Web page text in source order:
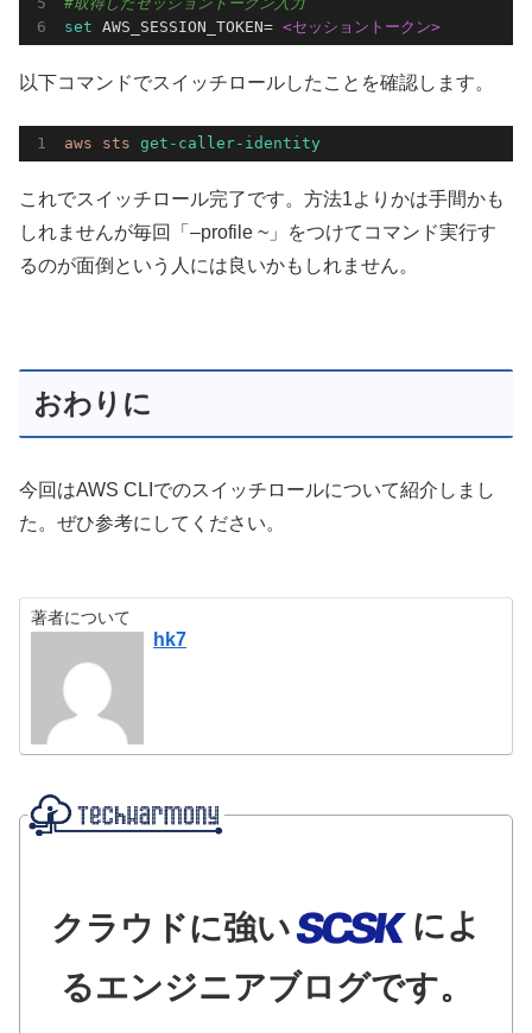
set AWS_SESSION_TOKEN= <セッショントークン>
以下コマンドでスイッチロールしたことを確認します。
aws sts get-caller-identity
これでスイッチロール完了です。方法1よりかは手間かも
しれませんが毎回「–profile ~」をつけてコマンド実行す
るのが面倒という人には良いかもしれません。
おわりに
今回はAWS CLIでのスイッチロールについて紹介しまし
た。ぜひ参考にしてください。
著者について
hk7
クラウドに強い
によ
るエンジニアブログです。